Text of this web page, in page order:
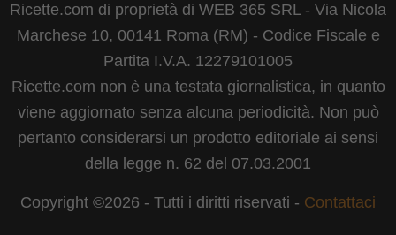
Ricette.com di proprietà di WEB 365 SRL - Via Nicola
Marchese 10, 00141 Roma (RM) - Codice Fiscale e
Partita I.V.A. 12279101005
Ricette.com non è una testata giornalistica, in quanto
viene aggiornato senza alcuna periodicità. Non può
pertanto considerarsi un prodotto editoriale ai sensi
della legge n. 62 del 07.03.2001
Copyright ©2026 - Tutti i diritti riservati - Contattaci